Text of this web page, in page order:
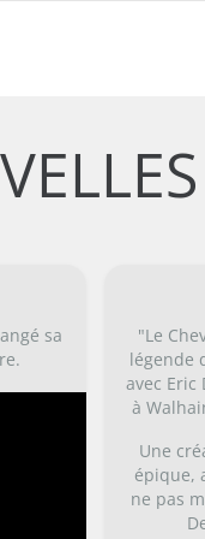
sa
"Le
légende
avec Eric
à
Une
épique,
ne pas